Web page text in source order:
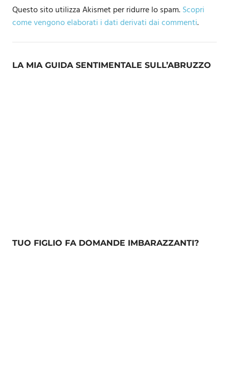
Questo sito utilizza Akismet per ridurre lo spam.Scopri
come vengono elaborati i dati derivati dai commenti.
LA MIA GUIDA SENTIMENTALE SULL’ABRUZZO
TUO FIGLIO FA DOMANDE IMBARAZZANTI?